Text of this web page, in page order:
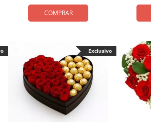
COMPRAR
Exclusivo